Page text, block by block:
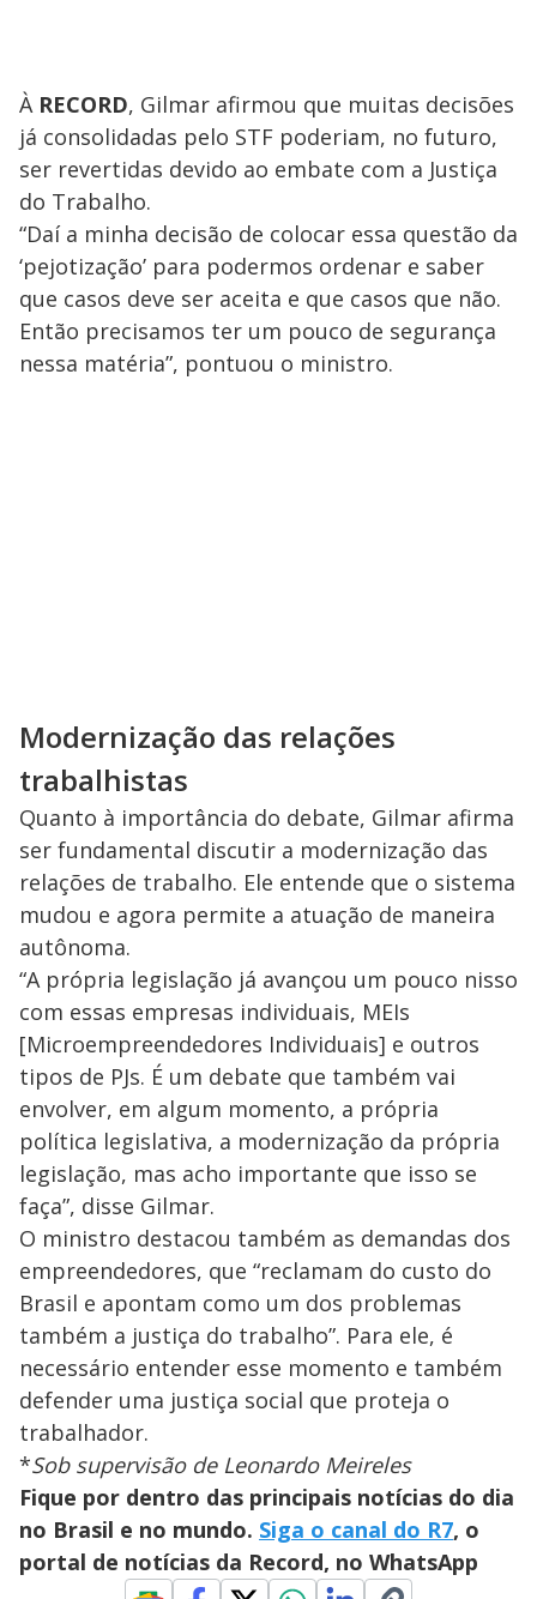
À RECORD, Gilmar afirmou que muitas decisões
já consolidadas pelo STF poderiam, no futuro,
ser revertidas devido ao embate com a Justiça
do Trabalho.
“Daí a minha decisão de colocar essa questão da
‘pejotização’ para podermos ordenar e saber
que casos deve ser aceita e que casos que não.
Então precisamos ter um pouco de segurança
nessa matéria”, pontuou o ministro.
Modernização das relações
trabalhistas
Quanto à importância do debate, Gilmar afirma
ser fundamental discutir a modernização das
relações de trabalho. Ele entende que o sistema
mudou e agora permite a atuação de maneira
autônoma.
“A própria legislação já avançou um pouco nisso
com essas empresas individuais, MEIs
[Microempreendedores Individuais] e outros
tipos de PJs. É um debate que também vai
envolver, em algum momento, a própria
política legislativa, a modernização da própria
legislação, mas acho importante que isso se
faça”, disse Gilmar.
O ministro destacou também as demandas dos
empreendedores, que “reclamam do custo do
Brasil e apontam como um dos problemas
também a justiça do trabalho”. Para ele, é
necessário entender esse momento e também
defender uma justiça social que proteja o
trabalhador.
*Sob supervisão de Leonardo Meireles
Fique por dentro das principais notícias do dia
no Brasil e no mundo. Siga o canal do R7, o
portal de notícias da Record, no WhatsApp